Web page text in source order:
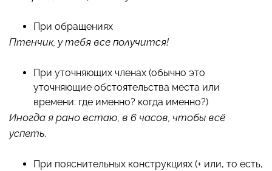
При обращениях
Птенчик, у тебя все получится!
При уточняющих членах (обычно это
уточняющие обстоятельства места или
времени: где именно? когда именно?)
Иногда я рано встаю, в 6 часов, чтобы всё
успеть.
При пояснительных конструкциях (+ или, то есть,